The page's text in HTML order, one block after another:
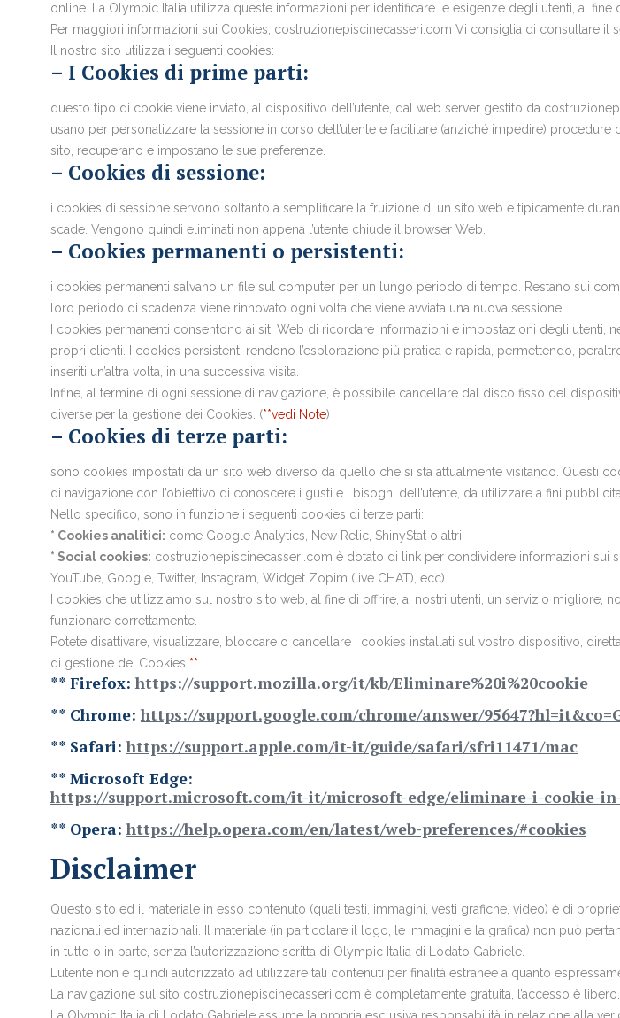
online. La Olympic Italia utilizza queste informazioni per identificare le esigenze degli utenti, al
Per maggiori informazioni sui Cookies, costruzionepiscinecasseri.com Vi consiglia di consultare
Il nostro sito utilizza i seguenti cookies:
– I Cookies di prime parti:
questo tipo di cookie viene inviato, al dispositivo dell’utente, dal web server gestito da
usano per personalizzare la sessione in corso dell’utente e facilitare (anziché impedire)
sito, recuperano e impostano le sue preferenze.
– Cookies di sessione:
i cookies di sessione servono soltanto a semplificare la fruizione di un sito web e tipicamente
scade. Vengono quindi eliminati non appena l’utente chiude il browser Web.
– Cookies permanenti o persistenti:
i cookies permanenti salvano un file sul computer per un lungo periodo di tempo. Restano sui
loro periodo di scadenza viene rinnovato ogni volta che viene avviata una nuova sessione.
I cookies permanenti consentono ai siti Web di ricordare informazioni e impostazioni degli
propri clienti. I cookies persistenti rendono l’esplorazione più pratica e rapida, permettendo,
inseriti un’altra volta, in una successiva visita.
Infine, al termine di ogni sessione di navigazione, è possibile cancellare dal disco fisso del
diverse per la gestione dei Cookies. (**vedi Note)
– Cookies di terze parti:
sono cookies impostati da un sito web diverso da quello che si sta attualmente visitando. Questi
di navigazione con l’obiettivo di conoscere i gusti e i bisogni dell’utente, da utilizzare a fini
Nello specifico, sono in funzione i seguenti cookies di terze parti:
* Cookies analitici: come Google Analytics, New Relic, ShinyStat o altri.
* Social cookies: costruzionepiscinecasseri.com è dotato di link per condividere informazioni sui
YouTube, Google, Twitter, Instagram, Widget Zopim (live CHAT), ecc).
I cookies che utilizziamo sul nostro sito web, al fine di offrire, ai nostri utenti, un servizio migliore,
funzionare correttamente.
Potete disattivare, visualizzare, bloccare o cancellare i cookies installati sul vostro dispositivo,
di gestione dei Cookies **
** Firefox:https://support.mozilla.org/it/kb/Eliminare%20i%20cookie
** Chrome:https://support.google.com/chrome/answer/
** Safari:https://support.apple.com/it-it/guide/safari/sfri11471/mac
** Microsoft Edge:
https://support.microsoft.com/it-it/microsoft-edge/eliminare-i-cookie-in-
** Opera:https://help.opera.com/en/latest/web-preferences/#cookies
Disclaimer
Questo sito ed il materiale in esso contenuto (quali testi, immagini, vesti grafiche, video) è di
nazionali ed internazionali. Il materiale (in particolare il logo, le immagini e la grafica) non può
in tutto o in parte, senza l’autorizzazione scritta di Olympic Italia di Lodato Gabriele.
L’utente non è quindi autorizzato ad utilizzare tali contenuti per finalità estranee a quanto
La navigazione sul sito costruzionepiscinecasseri.com è completamente gratuita, l’accesso è libero.